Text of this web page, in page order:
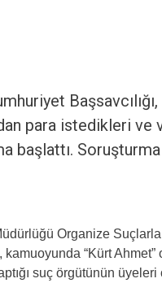
para istedikleri ve
başlattı. Soruşturma
Organize
“Kürt
suç örgütünün